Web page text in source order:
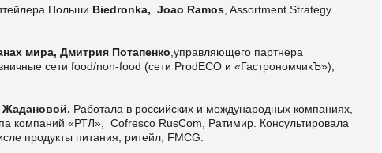
Польши Biedronka, Joao Ramos , Assortment Strategy
мира, Дмитрия Потапенко ,управляющего партнера
сети food/non-food (сети ProdECO и «ГастрономчикЪ»),
Жадановой. Работала в российских и международных компаниях,
компаний «РТЛ», Cofresco RusCom, Ратимир. Консультировала
продукты питания, ритейл, FMCG.